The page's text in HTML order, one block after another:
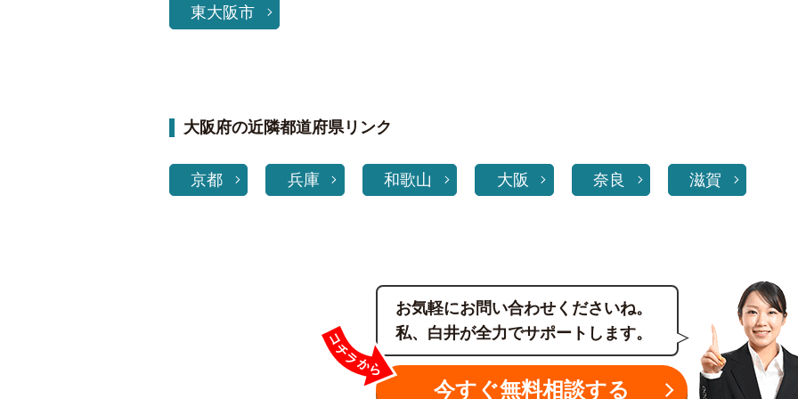
東大阪市
大阪府の近隣都道府県リンク
京都 兵庫 和歌山 大阪 奈良 滋賀
お気軽にお問い合わせくださいね。
私、白井が全力でサポートします。
今すぐ無料相談する